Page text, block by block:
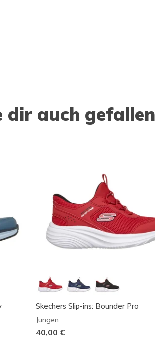
dir auch gefallen
Skechers Slip-ins: Bounder Pro
Jungen
40,00 €